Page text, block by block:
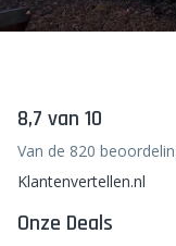
8,7 van 10
Van de 820
Klantenvertellen.nl
Onze Deals